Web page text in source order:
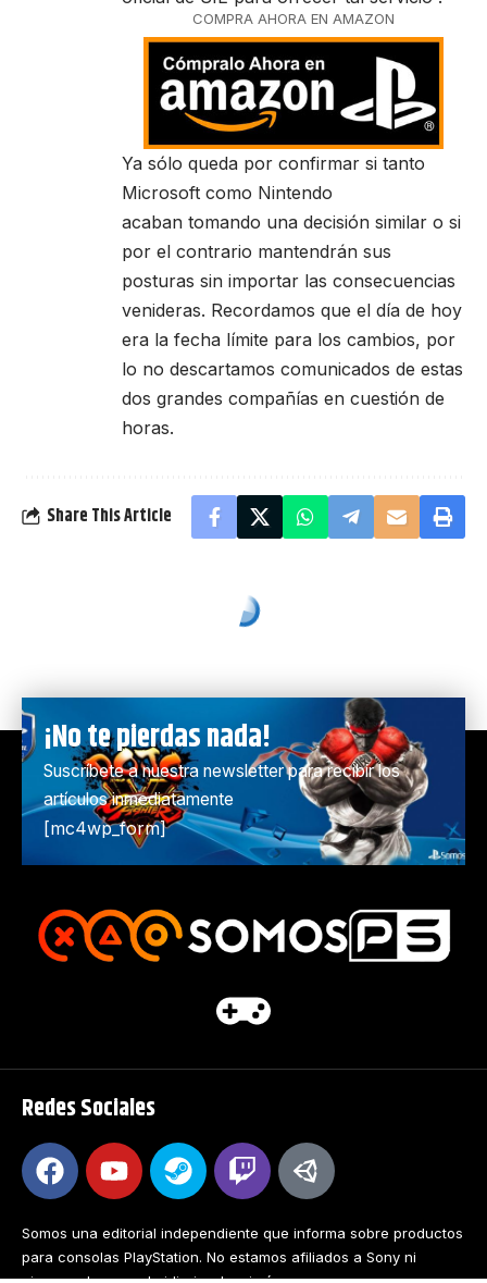
COMPRA AHORA EN AMAZON
Ya sólo queda por confirmar si tanto
Microsoft como Nintendo
acaban tomando una decisión similar o si
por el contrario mantendrán sus
posturas sin importar las consecuencias
venideras. Recordamos que el día de hoy
era la fecha límite para los cambios, por
lo no descartamos comunicados de estas
dos grandes compañías en cuestión de
horas.
Share This Article
¡No te pierdas nada!
Suscríbete a nuestra newsletter para recibir los
artículos inmediatamente
[mc4wp_form]
Redes Sociales
Somos una editorial independiente que informa sobre productos
para consolas PlayStation. No estamos afiliados a Sony ni